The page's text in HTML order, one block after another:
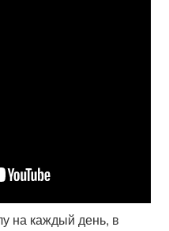
на каждый день, в